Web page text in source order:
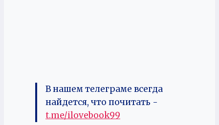
В нашем телеграме всегда
найдется, что почитать -
t.me/ilovebook99